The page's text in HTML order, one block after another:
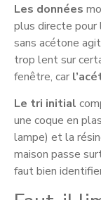
Les données
plus directe pour
sans acétone
trop lent sur
fenêtre, car
Le tri initial
une coque en
lampe) et la
maison passe
faut bien